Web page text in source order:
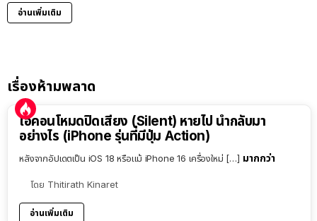
อ่านเพิ่มเติม
เรื่องห้ามพลาด
ไอคอนโหมดปิดเสียง (Silent) หายไป นำกลับมา
อย่างไร (iPhone รุ่นที่มีปุ่ม Action)
หลังจากอัปเดตเป็น iOS 18 หรือแม้ iPhone 16 เครื่องใหม่ […] มากกว่า
โดย Thitirath Kinaret
อ่านเพิ่มเติม